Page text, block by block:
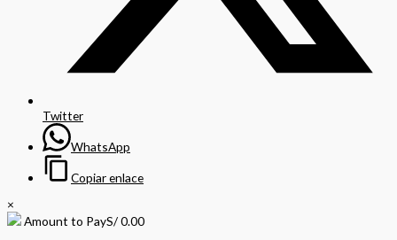
Twitter
WhatsApp
Copiar enlace
×
Amount to PayS/0.00